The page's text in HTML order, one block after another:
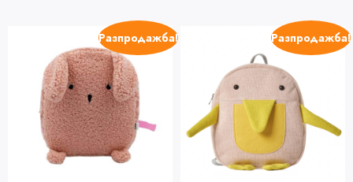
Разпродажба! Разпродажба!